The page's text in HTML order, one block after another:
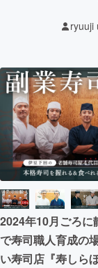
テク
映像
ビジ
まち
ryuuji
2024年10月ごろに
で寿司職人育成の
い寿司店『寿しら